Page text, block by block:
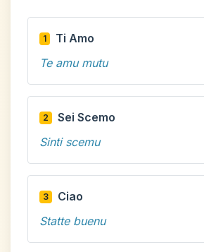
1
Ti Amo
Te amu mutu
2
Sei Scemo
Sinti scemu
3
Ciao
Statte buenu